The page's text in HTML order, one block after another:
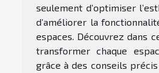
seulement d’optimiser
d’améliorer la
espaces. Découvrez dans
transformer chaque
grâce à des conseils